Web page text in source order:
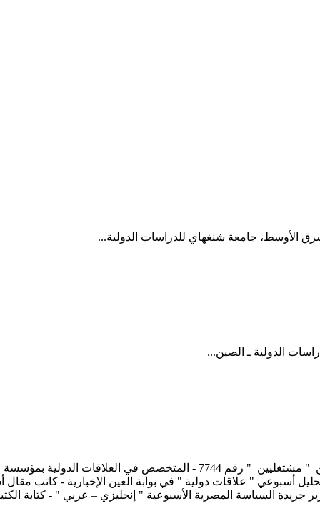
الأوسط، جامعة شنغهاي للدراسات الدولية...
الدولية ـ الصين...
أيمن سمير عبد الملاك الخبرات الصحفية - عضو نقابة الصحفيين " مشتغليين
أسبوعي " علاقات دولية " في بوابة العين الإخبارية - كاتب